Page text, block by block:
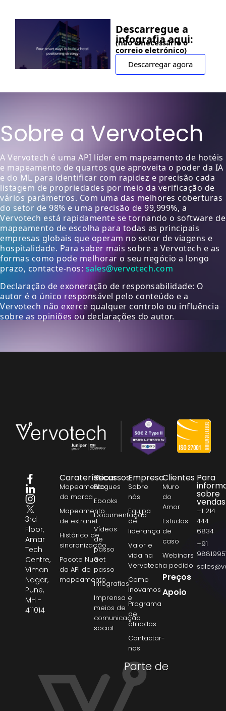
Descarregue a
infografia aqui:
(não é necessário o
correio eletrónico)
Descarregar agora
Sobre a Vervotech
A Vervotech é uma API líder em mapeamento de hotéis
e mapeamento de quartos que aproveita o poder da IA
e do ML para identificar com rapidez e precisão cada
listagem de propriedades por meio da verificação de
vários parâmetros. Com uma das melhores coberturas
do setor de 98% e uma precisão de 99,999%, a
Vervotech está rapidamente se tornando o software de
mapeamento de escolha para todas as principais
empresas globais que operam no setor de viagens e
hospitalidade. Para saber mais sobre a Vervotech e as
formas como pode melhorar o seu negócio a longo
prazo, contacte-nos: sales@vervotech.com
Declaração de exoneração de responsabilidade: O
autor é o único responsável pelo conteúdo e a
Vervotech não exerce qualquer controlo ou influência
sobre as opiniões ou declarações do autor.
3rd
Floor,
Amar
Tech
Centre,
Viman
Nagar,
Pune,
MH -
411014
Caraterísticas
Mapeamento
da marca
Mapeamento
de extranet
Histórico de
sincronização
Pacote NuGet
da API de
mapeamento
Recursos
Blogues
Ebooks
Documentação
Vídeos
de
passo
a
passo
Infografias
Imprensa e
meios de
comunicação
social
Empresa
Sobre
nós
Equipa
de
liderança
Valor e
vida na
Vervotech
Como
inovamos
Programa
de
afiliados
Contactar-
nos
Clientes
Muro
do
Amor
Estudos
de
caso
Webinars
a pedido
Preços
Apoio
Para
sobre
vendas
+1 214
444
6834
+91
Parte de